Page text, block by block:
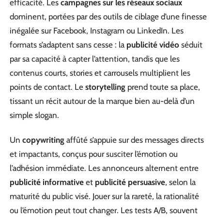
efficacité. Les campagnes sur les réseaux sociaux
dominent, portées par des outils de ciblage d’une finesse
inégalée sur Facebook, Instagram ou LinkedIn. Les
formats s’adaptent sans cesse : la publicité vidéo séduit
par sa capacité à capter l’attention, tandis que les
contenus courts, stories et carrousels multiplient les
points de contact. Le storytelling prend toute sa place,
tissant un récit autour de la marque bien au-delà d’un
simple slogan.
Un copywriting affûté s’appuie sur des messages directs
et impactants, conçus pour susciter l’émotion ou
l’adhésion immédiate. Les annonceurs alternent entre
publicité informative et publicité persuasive, selon la
maturité du public visé. Jouer sur la rareté, la rationalité
ou l’émotion peut tout changer. Les tests A/B, souvent